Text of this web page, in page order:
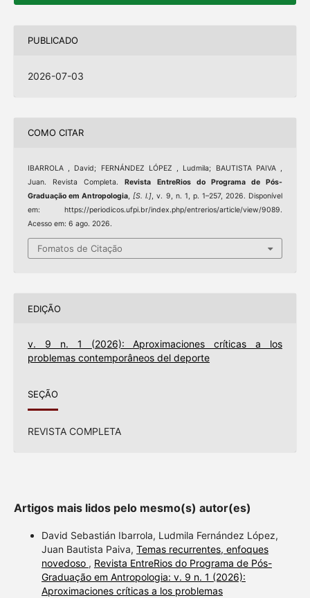
PUBLICADO
2026-07-03
COMO CITAR
IBARROLA , David; FERNÁNDEZ LÓPEZ , Ludmila; BAUTISTA PAIVA ,
Juan. Revista Completa.Revista EntreRios do Programa de Pós-
Graduação em Antropologia,[S. l.], v. 9, n. 1, p. 1–257, 2026. Disponível
em: https://periodicos.ufpi.br/index.php/entrerios/article/view/9089.
Acesso em: 6 ago. 2026.
Fomatos de Citação
EDIÇÃO
v. 9 n. 1 (2026): Aproximaciones críticas a los
problemas contemporâneos del deporte
SEÇÃO
REVISTA COMPLETA
Artigos mais lidos pelo mesmo(s) autor(es)
David Sebastián Ibarrola, Ludmila Fernández López,
Juan Bautista Paiva, Temas recurrentes, enfoques
novedoso , Revista EntreRios do Programa de Pós-
Graduação em Antropologia: v. 9 n. 1 (2026):
Aproximaciones críticas a los problemas